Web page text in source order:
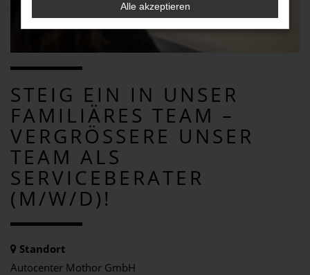
STEIG EIN IN UNSER
FAMILIÄRES TEAM –
VERGRÖSSERE UNSER T
EAM ALS S
ERVICEBERATER (
M/W/D)!
Standort
Autocenter Mothor GmbH
Alle akzeptieren